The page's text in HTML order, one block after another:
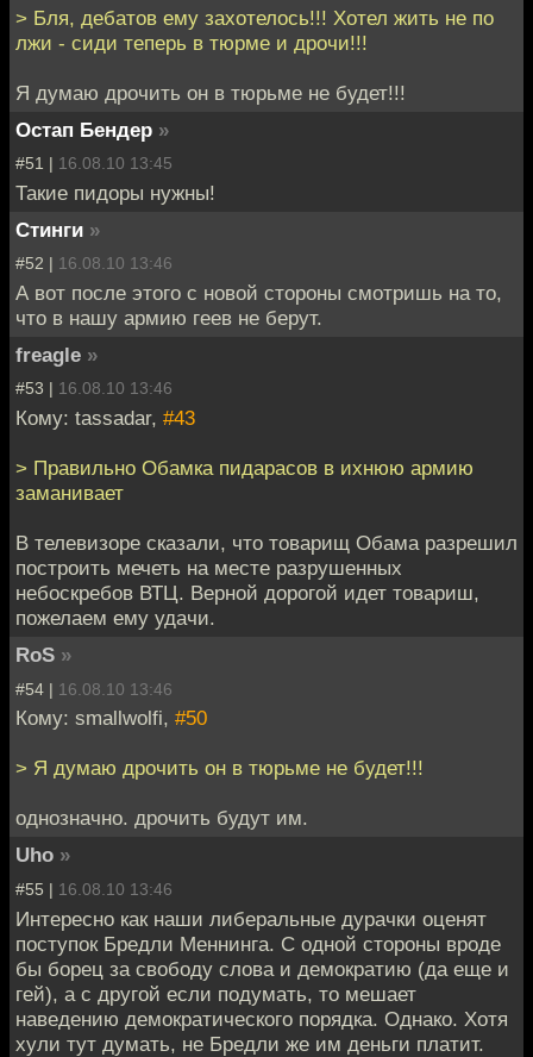
> Бля, дебатов ему захотелось!!! Хотел жить не по
лжи - сиди теперь в тюрме и дрочи!!!
Я думаю дрочить он в тюрьме не будет!!!
Остап Бендер »
#51 | 16.08.10 13:45
Такие пидоры нужны!
Стинги »
#52 | 16.08.10 13:46
А вот после этого с новой стороны смотришь на то,
что в нашу армию геев не берут.
freagle »
#53 | 16.08.10 13:46
Кому: tassadar, #43
> Правильно Обамка пидарасов в ихнюю армию
заманивает
В телевизоре сказали, что товарищ Обама разрешил
построить мечеть на месте разрушенных
небоскребов ВТЦ. Верной дорогой идет товариш,
пожелаем ему удачи.
RoS »
#54 | 16.08.10 13:46
Кому: smallwolfi, #50
> Я думаю дрочить он в тюрьме не будет!!!
однозначно. дрочить будут им.
Uho »
#55 | 16.08.10 13:46
Интересно как наши либеральные дурачки оценят
поступок Бредли Меннинга. С одной стороны вроде
бы борец за свободу слова и демократию (да еще и
гей), а с другой если подумать, то мешает
наведению демократического порядка. Однако. Хотя
хули тут думать, не Бредли же им деньги платит.